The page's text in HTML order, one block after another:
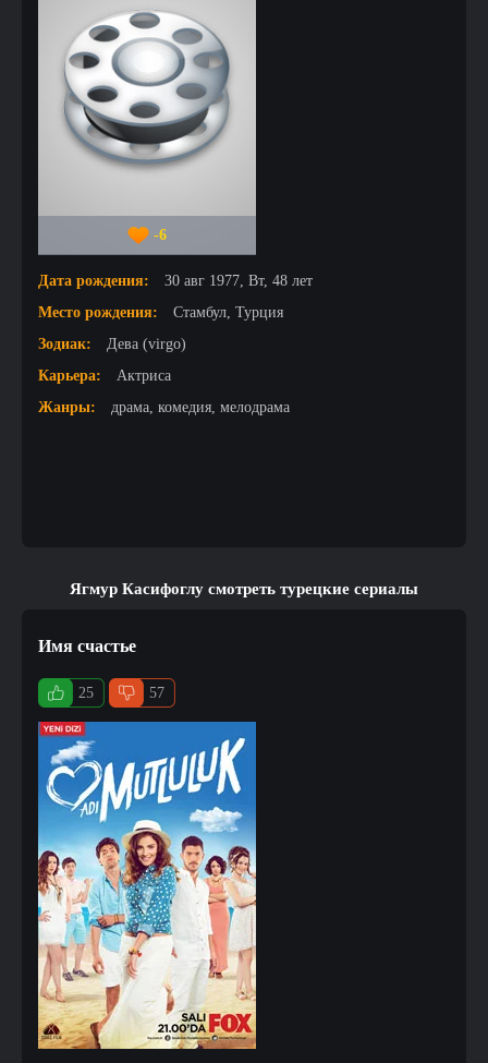
-6
Дата рождения:
30 авг 1977, Вт, 48 лет
Место рождения:
Стамбул, Турция
Зодиак:
Дева (virgo)
Карьера:
Актриса
Жанры:
драма, комедия, мелодрама
Ягмур Касифоглу смотреть турецкие сериалы
Имя счастье
25 57